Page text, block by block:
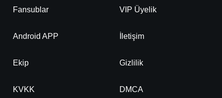
Fansublar VIP Üyelik
Android APP İletişim
Ekip Gizlilik
KVKK DMCA